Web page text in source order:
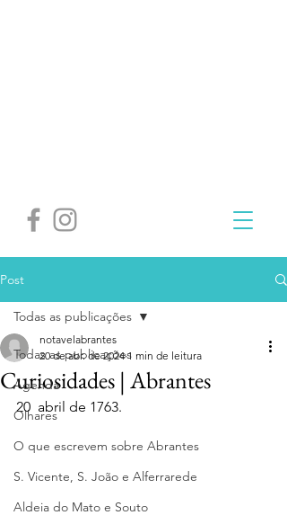
Post
Todas as publicações
Agenda
Olhares
O que escrevem sobre Abrantes
S. Vicente, S. João e Alferrarede
Aldeia do Mato e Souto
Todas as publicações
Curiosidades | Abrantes
notavelabrantes
20 de abr. de 2024 1 min de leitura
20  abril de 1763.